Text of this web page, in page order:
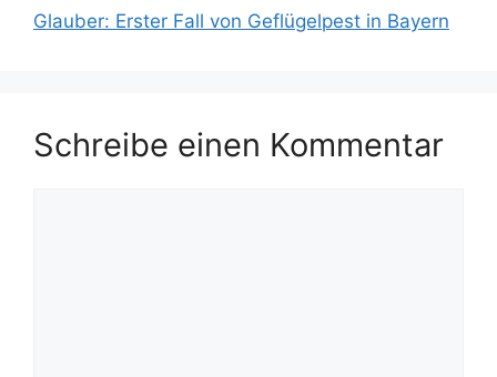
Glauber: Erster Fall von Geflügelpest in Bayern
Schreibe einen Kommentar